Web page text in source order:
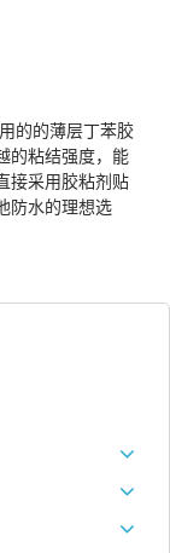
的的薄层丁苯胶
的粘结强度，能
接采用胶粘剂贴
防水的理想选